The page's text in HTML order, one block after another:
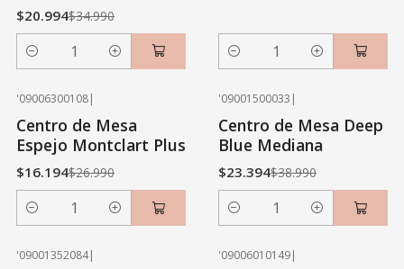
$20.994$34.990
Cantidad Cantidad
'09006300108|
Centro de Mesa
Espejo Montclart Plus
$16.194$26.990
Cantidad
'09001500033 |
Centro de Mesa Deep
Blue Mediana
$23.394$38.990
Cantidad
'09001352084| '09006010149|